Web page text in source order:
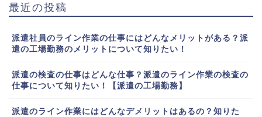
最近の投稿
派遣社員のライン作業の仕事にはどんなメリットがある？派
遣の工場勤務のメリットについて知りたい！
派遣の検査の仕事はどんな仕事？派遣のライン作業の検査の
仕事について知りたい！【派遣の工場勤務】
派遣のライン作業にはどんなデメリットはあるの？知りた